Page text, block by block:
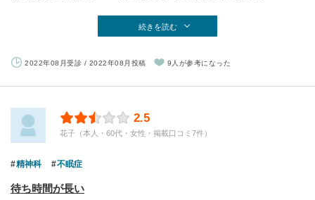
続きを読む
2022年08月受診 / 2022年08月投稿 9人が参考になった
2.5
花子（本人・60代・女性・掲載口コミ7件）
精神科 不眠症
待ち時間が長い